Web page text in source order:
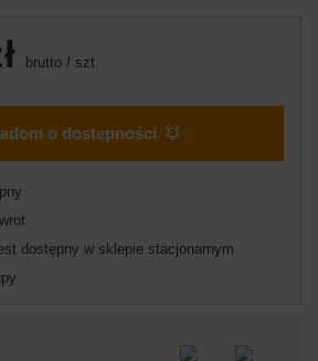
brutto / szt.
o dostępności
dostępny w sklepie stacjonarnym